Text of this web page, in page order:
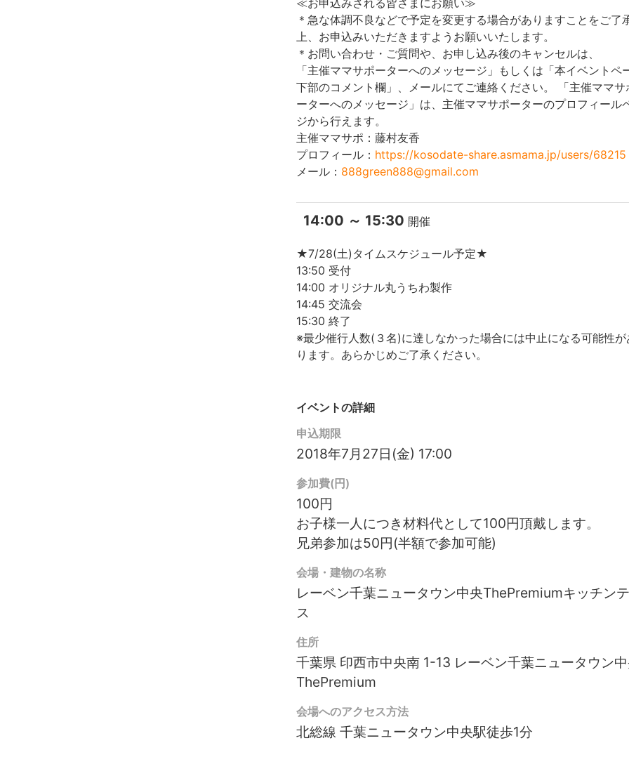
＊急な体調不良などで予定を変更する場合がありますことをご了
上、お申込みいただきますようお願いいたします。
＊お問い合わせ・ご質問や、お申し込み後のキャンセルは、
「主催ママサポーターへのメッセージ」もしくは「本イベントペ
下部のコメント欄」、メールにてご連絡ください。 「主催ママサ
ーターへのメッセージ」は、主催ママサポーターのプロフィール
ジから行えます。
主催ママサポ：藤村友香
プロフィール： https://kosodate-share.asmama.jp/users/68215
メール： 888green888@gmail.com
14:00 ～ 15:30 開催
★7/28(土)タイムスケジュール予定★
13:50 受付
14:00 オリジナル丸うちわ製作
14:45 交流会
15:30 終了
※最少催行人数(３名)に達しなかった場合には中止になる可能性が
ります。あらかじめご了承ください。
イベントの詳細
申込期限
2018年7月27日(金) 17:00
参加費(円)
100円
お子様一人につき材料代として100円頂戴します。
兄弟参加は50円(半額で参加可能)
会場・建物の名称
レーベン千葉ニュータウン中央ThePremiumキッチン
ス
住所
千葉県 印西市中央南 1-13 レーベン千葉ニュータウン
ThePremium
会場へのアクセス方法
北総線 千葉ニュータウン中央駅徒歩1分